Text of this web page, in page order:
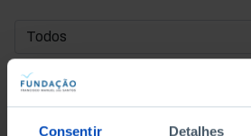
Consentir Detalhes
DATA DE INÍCIO
DATA DE FIM